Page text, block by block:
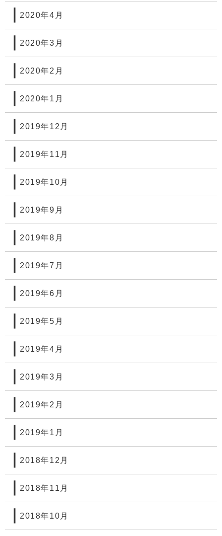
2020年4月
2020年3月
2020年2月
2020年1月
2019年12月
2019年11月
2019年10月
2019年9月
2019年8月
2019年7月
2019年6月
2019年5月
2019年4月
2019年3月
2019年2月
2019年1月
2018年12月
2018年11月
2018年10月